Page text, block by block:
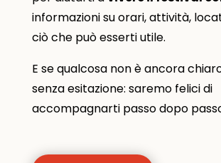
informazioni su orari, attività,
ciò che può esserti utile.
E se qualcosa non è ancora
senza esitazione: saremo felici di
accompagnarti passo dopo